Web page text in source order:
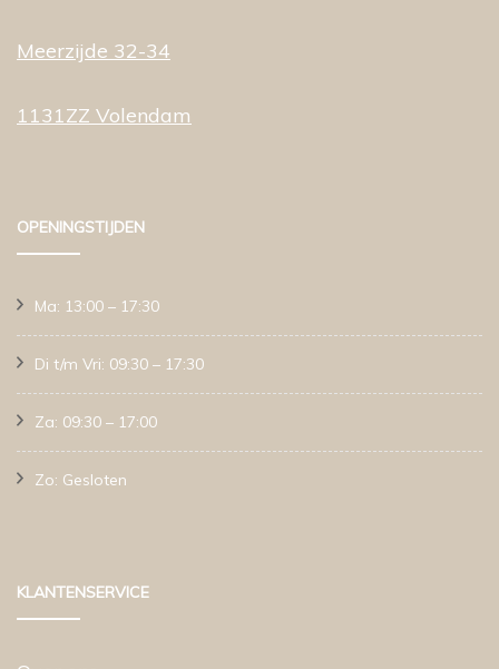
Meerzijde 32-34
1131ZZ Volendam
OPENINGSTIJDEN
Ma: 13:00 – 17:30
Di t/m Vri: 09:30 – 17:30
Za: 09:30 – 17:00
Zo: Gesloten
KLANTENSERVICE